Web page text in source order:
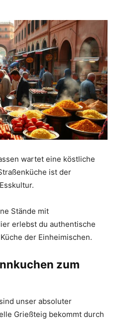
wartet eine köstliche
ist der
Stände mit
erlebst du authentische
der Einheimischen.
zum
unser absoluter
Grießteig bekommt durch